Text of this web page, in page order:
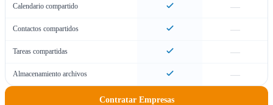
Calendario compartido —
Contactos compartidos —
Tareas compartidas —
Almacenamiento archivos —
Contratar Empresas